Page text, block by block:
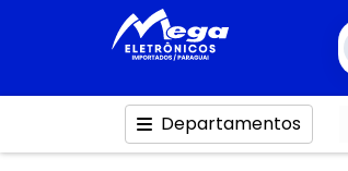
Departamentos